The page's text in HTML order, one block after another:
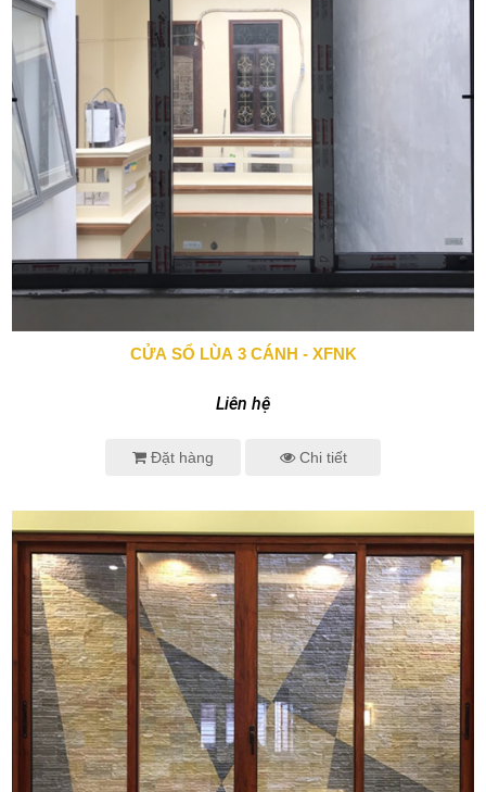
0943 666 466
CỬA SỔ LÙA 3 CÁNH - XFNK
Liên hệ
Đặt hàng Chi tiết